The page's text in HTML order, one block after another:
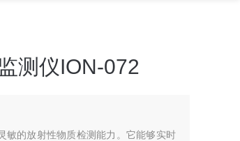
测仪ION-072
敏的放射性物质检测能力。它能够实时